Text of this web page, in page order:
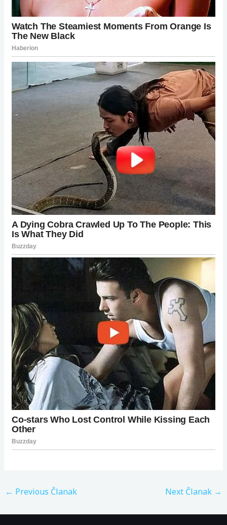
← Previous Članak Next Članak →